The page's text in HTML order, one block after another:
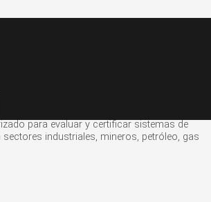
Assessor
para evaluar y certificar sistemas de
industriales, mineros, petróleo, gas